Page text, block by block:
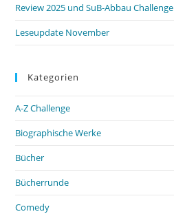
Review 2025 und SuB-Abbau Challenge
Leseupdate November
Kategorien
A-Z Challenge
Biographische Werke
Bücher
Bücherrunde
Comedy